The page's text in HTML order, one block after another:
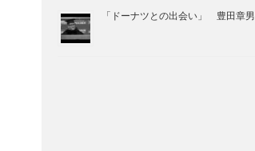
「ドーナツとの出会い」 豊田章男